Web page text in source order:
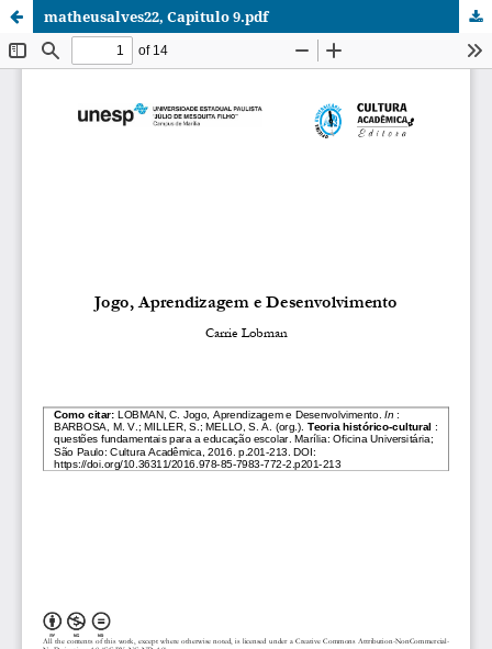
matheusalves22, Capitulo 9.pdf